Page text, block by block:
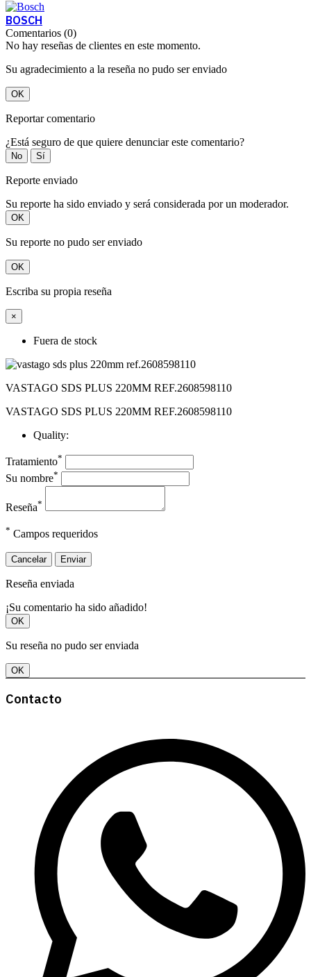
BOSCH
Comentarios (0)
No hay reseñas de clientes en este momento.
Su agradecimiento a la reseña no pudo ser enviado
OK
Reportar comentario
¿Está seguro de que quiere denunciar este comentario?
No Sí
Reporte enviado
Su reporte ha sido enviado y será considerada por un moderador.
OK
Su reporte no pudo ser enviado
OK
Escriba su propia reseña
×
Fuera de stock
VASTAGO SDS PLUS 220MM REF.2608598110
VASTAGO SDS PLUS 220MM REF.2608598110
Quality:
Tratamiento*
Su nombre*
Reseña*
* Campos requeridos
Cancelar Enviar
Reseña enviada
¡Su comentario ha sido añadido!
OK
Su reseña no pudo ser enviada
OK
Contacto